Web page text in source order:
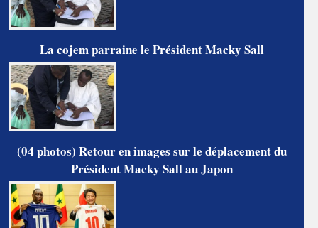
La cojem parraine le Président Macky Sall
(04 photos) Retour en images sur le déplacement du
Président Macky Sall au Japon